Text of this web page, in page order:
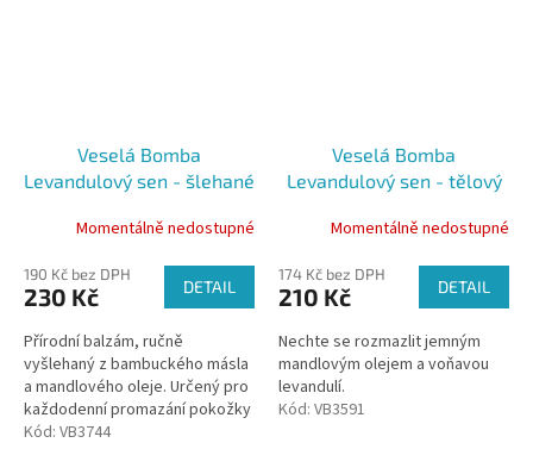
Veselá Bomba
Levandulový sen - šlehané
levandulí, 100 ml
Momentálně nedostupné
190 Kč bez DPH
230 Kč DETAIL
Přírodní balzám, ručně
vyšlehaný z bambuckého másla
a mandlového oleje. Určený pro
každodenní promazání pokožky
Kód: VB3744
Veselá Bomba
Levandulový sen - tělový
Momentálně nedostupné
174 Kč bez DPH
210 Kč DETAIL
Nechte se rozmazlit jemným
mandlovým olejem a voňavou
levandulí.
Kód: VB3591